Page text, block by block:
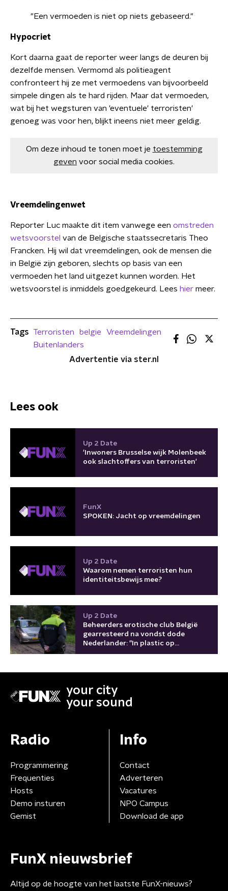
"Een vermoeden is niet op niets gebaseerd."
Hypocriet
Kort daarna gaat de reporter weer langs de deuren bij
dezelfde mensen. Vermomd als politieagent
confronteert hij ze met vermoedens van bijvoorbeeld
simpele dingen als te hard rijden. Maar dat vermoeden,
wat bij het wegsturen van 'eventuele' terroristen'
genoeg was voor hen, blijkt ineens niet meer geldig.
Om deze inhoud te tonen moet je toestemming
geven voor social media cookies.
Vreemdelingenwet
Reporter Luc maakte dit item vanwege een omstreden
wetsvoorstel van de Belgische staatssecretaris Theo
Francken. Hij wil dat vreemdelingen, ook de mensen die
in België zijn geboren, slechts op basis van een
vermoeden het land uitgezet kunnen worden. Het
wetsvoorstel is inmiddels goedgekeurd. Lees hier meer.
Tags Terroristen belgie
Vreemdelingen
Buitenlanders
Advertentie via ster.nl
Lees ook
Up 2 Date
'Inwoners Brusselse wijk Molenbeek
ook slachtoffers van terroristen'
FunX
SPOKEN: Jacht op vreemdelingen
Up 2 Date
Waarom nemen terroristen hun
identiteitsbewijs mee?
Up 2 Date
Beheerders erotische club België
gearresteerd na vondst dode
Nederlander: "In plastic op
your city
your sound
Radio
Programmering
Frequenties
Hosts
Demo insturen
Gemist
Info
Contact
Adverteren
Vacatures
NPO Campus
Download de app
FunX nieuwsbrief
Altijd op de hoogte van het laatste FunX-nieuws?